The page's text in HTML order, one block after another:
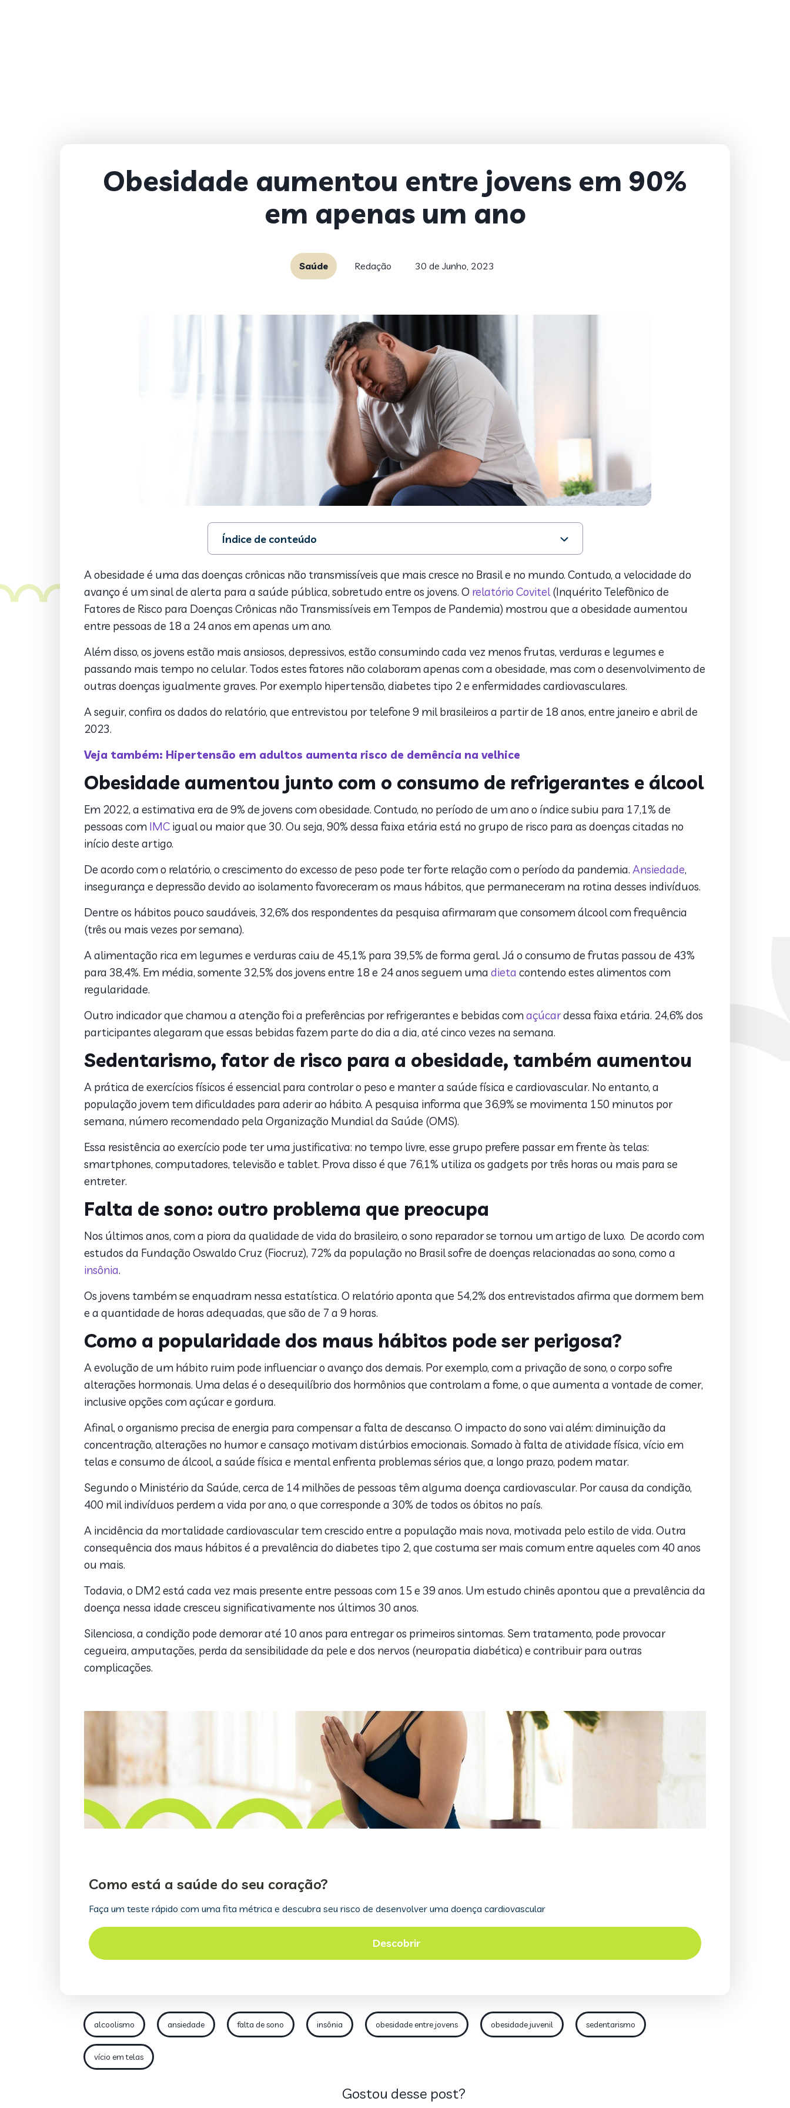
Obesidade aumentou entre jovens em 90%
em apenas um ano
Saúde Redação 30 de Junho, 2023
Índice de conteúdo
1. Obesidade aumentou junto com o consumo de refrigerantes e álcool
2. Sedentarismo, fator de risco para a obesidade, também aumentou
3. Falta de sono: outro problema que preocupa
4. Como a popularidade dos maus hábitos pode ser perigosa?
A obesidade é uma das doenças crônicas não transmissíveis que mais cresce no Brasil e no mundo. Contudo, a velocidade do
avanço é um sinal de alerta para a saúde pública, sobretudo entre os jovens. O relatório Covitel(Inquérito Telefônico de
Fatores de Risco para Doenças Crônicas não Transmissíveis em Tempos de Pandemia) mostrou que a obesidade aumentou
entre pessoas de 18 a 24 anos em apenas um ano.
Além disso, os jovens estão mais ansiosos, depressivos, estão consumindo cada vez menos frutas, verduras e legumes e
passando mais tempo no celular. Todos estes fatores não colaboram apenas com a obesidade, mas com o desenvolvimento de
outras doenças igualmente graves. Por exemplo hipertensão, diabetes tipo 2 e enfermidades cardiovasculares.
A seguir, confira os dados do relatório, que entrevistou por telefone 9 mil brasileiros a partir de 18 anos, entre janeiro e abril de
2023.
Veja também: Hipertensão em adultos aumenta risco de demência na velhice
Obesidade aumentou junto com o consumo de refrigerantes e álcool
Em 2022, a estimativa era de 9% de jovens com obesidade. Contudo, no período de um ano o índice subiu para 17,1% de
pessoas com IMCigual ou maior que 30. Ou seja, 90% dessa faixa etária está no grupo de risco para as doenças citadas no
início deste artigo.
De acordo com o relatório, o crescimento do excesso de peso pode ter forte relação com o período da pandemia. Ansiedade,
insegurança e depressão devido ao isolamento favoreceram os maus hábitos, que permaneceram na rotina desses indivíduos.
Dentre os hábitos pouco saudáveis, 32,6% dos respondentes da pesquisa afirmaram que consomem álcool com frequência
(três ou mais vezes por semana).
A alimentação rica em legumes e verduras caiu de 45,1% para 39,5% de forma geral. Já o consumo de frutas passou de 43%
para 38,4%. Em média, somente 32,5% dos jovens entre 18 e 24 anos seguem uma dieta contendo estes alimentos com
regularidade.
Outro indicador que chamou a atenção foi a preferências por refrigerantes e bebidas comaçúcardessa faixa etária. 24,6% dos
participantes alegaram que essas bebidas fazem parte do dia a dia, até cinco vezes na semana.
Sedentarismo, fator de risco para a obesidade, também aumentou
A prática de exercícios físicos é essencial para controlar o peso e manter a saúde física e cardiovascular. No entanto, a
população jovem tem dificuldades para aderir ao hábito. A pesquisa informa que 36,9% se movimenta 150 minutos por
semana, número recomendado pela Organização Mundial da Saúde (OMS).
Essa resistência ao exercício pode ter uma justificativa: no tempo livre, esse grupo prefere passar em frente às telas:
smartphones, computadores, televisão e tablet. Prova disso é que 76,1% utiliza os gadgets por três horas ou mais para se
entreter.
Falta de sono: outro problema que preocupa
Nos últimos anos, com a piora da qualidade de vida do brasileiro, o sono reparador se tornou um artigo de luxo. De acordo com
estudos da Fundação Oswaldo Cruz (Fiocruz), 72% da população no Brasil sofre de doenças relacionadas ao sono, como a
insônia.
Os jovens também se enquadram nessa estatística. O relatório aponta que 54,2% dos entrevistados afirma que dormem bem
e a quantidade de horas adequadas, que são de 7 a 9 horas.
Como a popularidade dos maus hábitos pode ser perigosa?
A evolução de um hábito ruim pode influenciar o avanço dos demais. Por exemplo, com a privação de sono, o corpo sofre
alterações hormonais. Uma delas é o desequilíbrio dos hormônios que controlam a fome, o que aumenta a vontade de comer,
inclusive opções com açúcar e gordura.
Afinal, o organismo precisa de energia para compensar a falta de descanso. O impacto do sono vai além: diminuição da
concentração, alterações no humor e cansaço motivam distúrbios emocionais. Somado à falta de atividade física, vício em
telas e consumo de álcool, a saúde física e mental enfrenta problemas sérios que, a longo prazo, podem matar.
Segundo o Ministério da Saúde, cerca de 14 milhões de pessoas têm alguma doença cardiovascular. Por causa da condição,
400 mil indivíduos perdem a vida por ano, o que corresponde a 30% de todos os óbitos no país.
A incidência da mortalidade cardiovascular tem crescido entre a população mais nova, motivada pelo estilo de vida. Outra
consequência dos maus hábitos é a prevalência do diabetes tipo 2, que costuma ser mais comum entre aqueles com 40 anos
ou mais.
Todavia, o DM2 está cada vez mais presente entre pessoas com 15 e 39 anos. Um estudo chinês apontou que a prevalência da
doença nessa idade cresceu significativamente nos últimos 30 anos.
Silenciosa, a condição pode demorar até 10 anos para entregar os primeiros sintomas. Sem tratamento, pode provocar
cegueira, amputações, perda da sensibilidade da pele e dos nervos (neuropatia diabética) e contribuir para outras
complicações.
alcoolismo ansiedade falta de sono insônia obesidade entre jovens obesidade juvenil sedentarismo
vício em telas
Gostou desse post?